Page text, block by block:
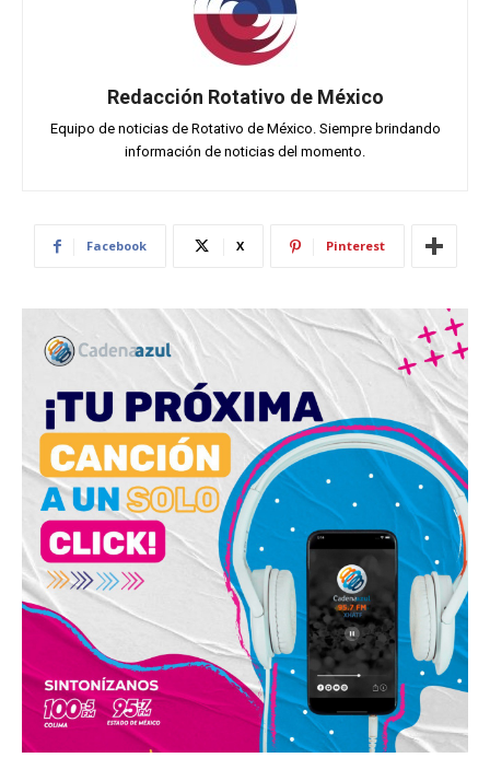
Redacción Rotativo de México
Equipo de noticias de Rotativo de México. Siempre brindando
información de noticias del momento.
Facebook X Pinterest